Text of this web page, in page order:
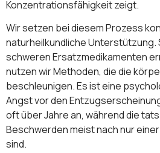
Konzentrationsfähigkeit zeigt.
Wir setzen bei diesem Prozess
naturheilkundliche Unterstützung.
schweren Ersatzmedikamenten
nutzen wir Methoden, die die
beschleunigen. Es ist eine
Angst vor den
oft über Jahre an, während die
Beschwerden meist nach nur
sind.